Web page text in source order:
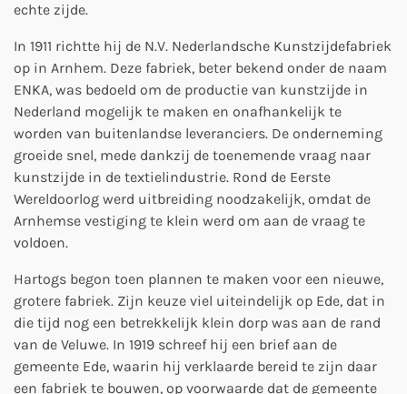
echte zijde.
In 1911 richtte hij de N.V. Nederlandsche Kunstzijdefabriek
op in Arnhem. Deze fabriek, beter bekend onder de naam
ENKA, was bedoeld om de productie van kunstzijde in
Nederland mogelijk te maken en onafhankelijk te
worden van buitenlandse leveranciers. De onderneming
groeide snel, mede dankzij de toenemende vraag naar
kunstzijde in de textielindustrie. Rond de Eerste
Wereldoorlog werd uitbreiding noodzakelijk, omdat de
Arnhemse vestiging te klein werd om aan de vraag te
voldoen.
Hartogs begon toen plannen te maken voor een nieuwe,
grotere fabriek. Zijn keuze viel uiteindelijk op Ede, dat in
die tijd nog een betrekkelijk klein dorp was aan de rand
van de Veluwe. In 1919 schreef hij een brief aan de
gemeente Ede, waarin hij verklaarde bereid te zijn daar
een fabriek te bouwen, op voorwaarde dat de gemeente